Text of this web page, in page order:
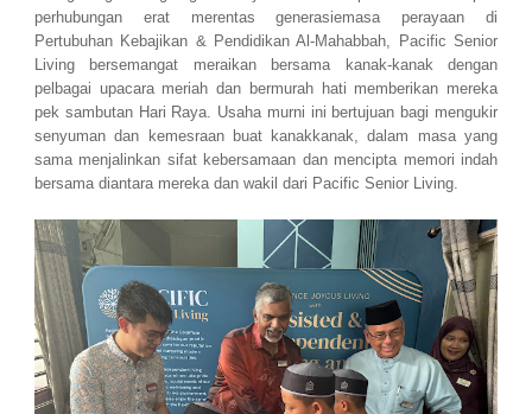
perhubungan erat merentas generasiemasa perayaan di
Pertubuhan Kebajikan & Pendidikan Al-Mahabbah, Pacific Senior
Living bersemangat meraikan bersama kanak-kanak dengan
pelbagai upacara meriah dan bermurah hati memberikan mereka
pek sambutan Hari Raya. Usaha murni ini bertujuan bagi mengukir
senyuman dan kemesraan buat kanakkanak, dalam masa yang
sama menjalinkan sifat kebersamaan dan mencipta memori indah
bersama diantara mereka dan wakil dari Pacific Senior Living.